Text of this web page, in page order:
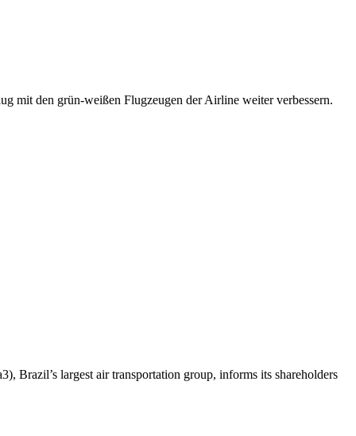
mit den grün-weißen Flugzeugen der Airline weiter verbessern.
largest air transportation group, informs its shareholders